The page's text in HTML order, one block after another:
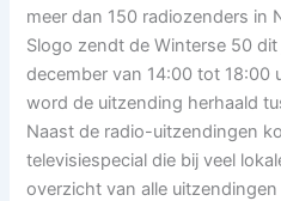
meer dan 150 radiozenders in
Slogo zendt de Winterse 50
december van 14:00 tot 18:00
word de uitzending herhaald
Naast de radio-uitzendingen
televisiespecial die bij veel
overzicht van alle